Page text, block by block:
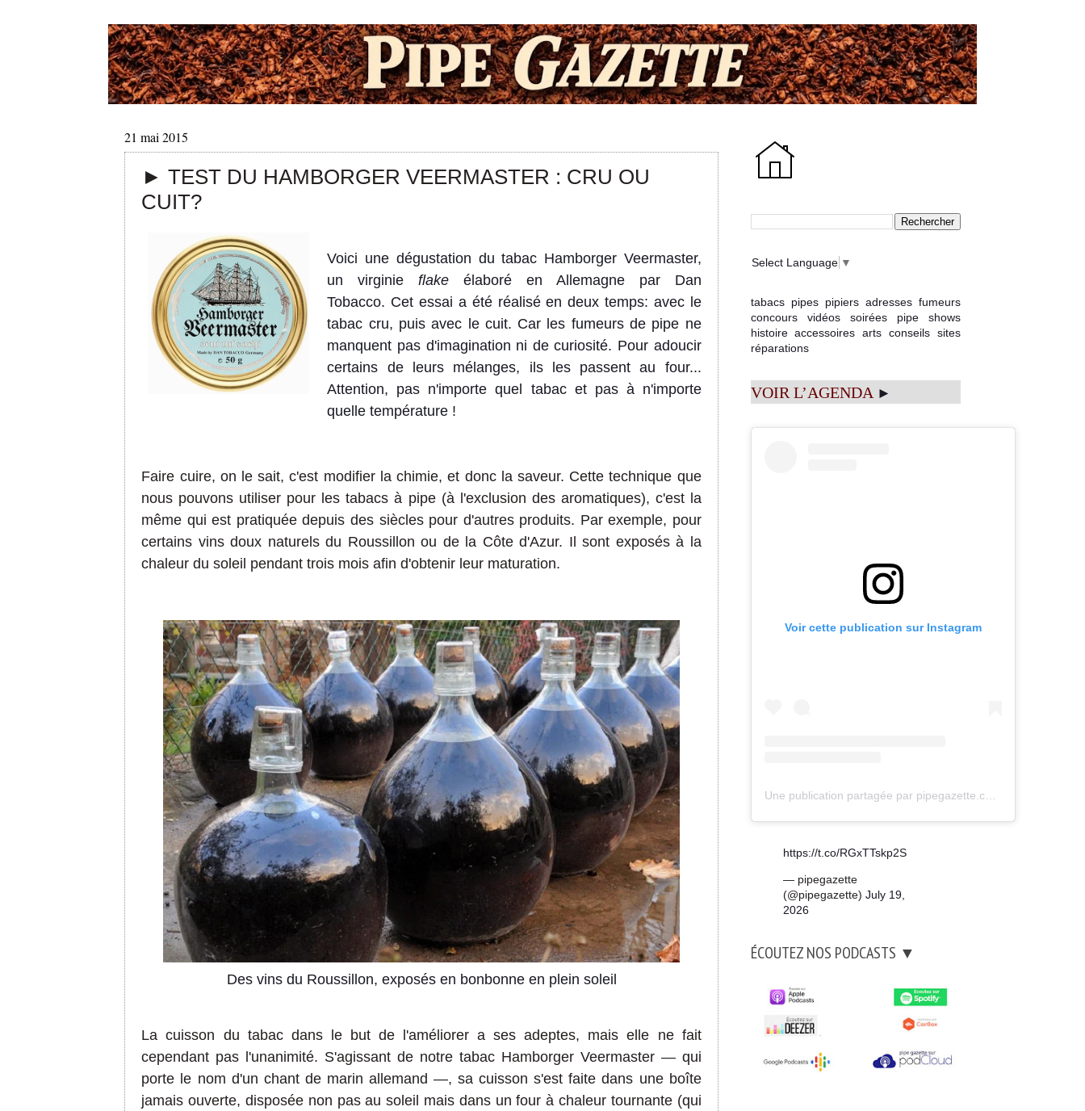
21 mai 2015
► TEST DU HAMBORGER VEERMASTER : CRU OU
CUIT?
Voici une dégustation du tabac Hamborger Veermaster,
un virginieflakeélaboré en Allemagne par Dan
Tobacco. Cet essai a été réalisé en deux temps: avec le
tabac cru, puis avec le cuit. Car les fumeurs de pipe ne
manquent pas d'imagination ni de curiosité. Pour adoucir
certains de leurs mélanges, ils les passent au four...
Attention, pas n'importe quel tabac et pas à n'importe
quelle température !
Faire cuire, on le sait, c'est modifier la chimie, et donc la saveur. Cette technique que
nous pouvons utiliser pour les tabacs à pipe (à l'exclusion des aromatiques), c'est la
même qui est pratiquée depuis des siècles pour d'autres produits. Par exemple, pour
certains vins doux naturels du Roussillon ou de la Côte d'Azur. Il sont exposés à la
chaleur du soleil pendant trois mois afin d'obtenir leur maturation.
Des vins du Roussillon, exposés en bonbonne en plein soleil
La cuisson du tabac dans le but de l'améliorer a ses adeptes, mais elle ne fait
cependant pas l'unanimité. S'agissant de notre tabac Hamborger Veermaster —qui
porte le nom d'un chant de marin allemand—, sa cuisson s'est faite dans une boîte
jamais ouverte, disposée non pas au soleil mais dans un four à chaleur tournante (qui
Select Language ▼
tabacs pipes pipiers adresses fumeurs
concours
vidéos soirées
pipe shows
histoire accessoires arts conseils sites
réparations
VOIR L’AGENDA ►
Voir cette publication sur Instagram
Une publication partagée par pipegazette.com (@pipegazette)
https://t.co/RGxTTskp2S
— pipegazette
(@pipegazette) July 19,
2026
ÉCOUTEZ NOS PODCASTS ▼